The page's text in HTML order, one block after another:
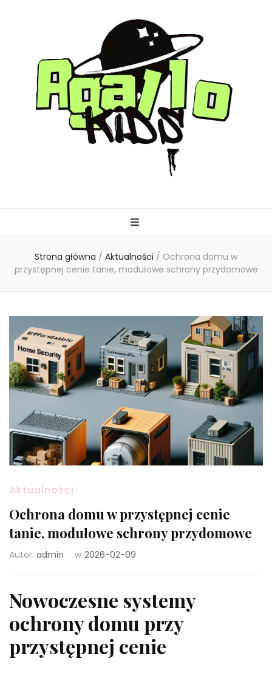
Strona główna / Aktualności / Ochrona domu w
przystępnej cenie tanie, modułowe schrony przydomowe
Aktualności
Ochrona domu w przystępnej cenie
tanie, modułowe schrony przydomowe
Autor: admin w 2026-02-09
Nowoczesne systemy
ochrony domu przy
przystępnej cenie